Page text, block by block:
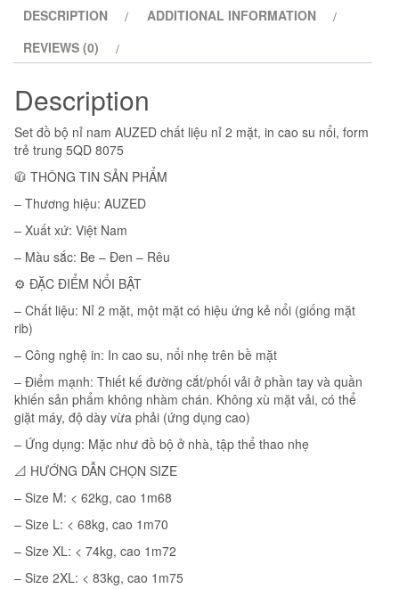
DESCRIPTION
ADDITIONAL INFORMATION
REVIEWS (0)
Description
Set đồ bộ nỉ nam AUZED chất liệu nỉ 2 mặt, in cao su nổi, form
trẻ trung 5QD 8075
🧥 THÔNG TIN SẢN PHẨM
– Thương hiệu: AUZED
– Xuất xứ: Việt Nam
– Màu sắc: Be – Đen – Rêu
⚙️ ĐẶC ĐIỂM NỔI BẬT
– Chất liệu: Nỉ 2 mặt, một mặt có hiệu ứng kẻ nổi (giống mặt
rib)
– Công nghệ in: In cao su, nổi nhẹ trên bề mặt
– Điểm mạnh: Thiết kế đường cắt/phối vải ở phần tay và quần
khiến sản phẩm không nhàm chán. Không xù mặt vải, có thể
giặt máy, độ dày vừa phải (ứng dụng cao)
– Ứng dụng: Mặc như đồ bộ ở nhà, tập thể thao nhẹ
📐 HƯỚNG DẪN CHỌN SIZE
– Size M: < 62kg, cao 1m68
– Size L: < 68kg, cao 1m70
– Size XL: < 74kg, cao 1m72
– Size 2XL: < 83kg, cao 1m75